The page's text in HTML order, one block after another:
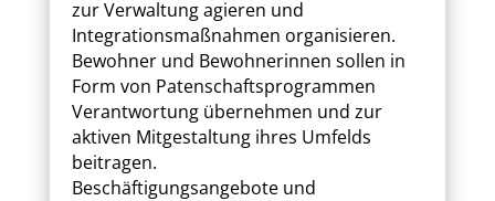
zur Verwaltung agieren und
Integrationsmaßnahmen organisieren.
Bewohner und Bewohnerinnen sollen in
Form von Patenschaftsprogrammen
Verantwortung übernehmen und zur
aktiven Mitgestaltung ihres Umfelds
beitragen.
Beschäftigungsangebote und